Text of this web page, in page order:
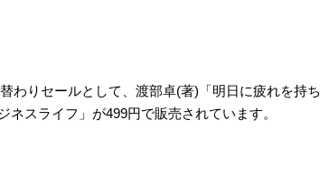
わりセールとして、渡部卓(著)「明日に疲れを持ち
スライフ」が499円で販売されています。